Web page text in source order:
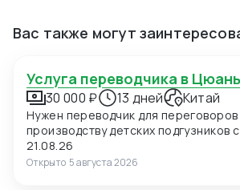
Вас также могут
Услуга переводчика в
30 000 ₽ 13 дней Китай
Нужен переводчик для
производству детских подгузников
21.08.26
Открыто 5 августа 2026